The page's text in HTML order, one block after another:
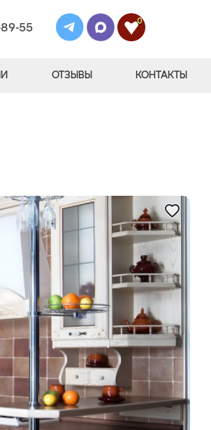
55
0
ОТЗЫВЫ КОНТАКТЫ